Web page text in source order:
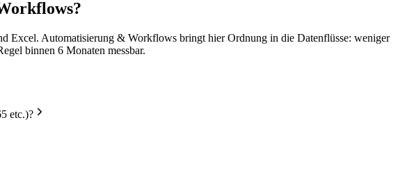
Excel. Automatisierung & Workflows bringt hier Ordnung in die Datenflüsse: weniger
binnen 6 Monaten messbar.
etc.)?